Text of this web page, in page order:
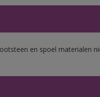
en spoel materialen